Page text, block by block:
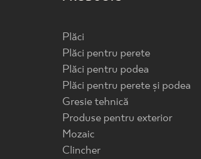
Plăci
Plăci pentru perete
Plăci pentru podea
Plăci pentru perete și podea
Gresie tehnică
Produse pentru exterior
Mozaic
Clincher